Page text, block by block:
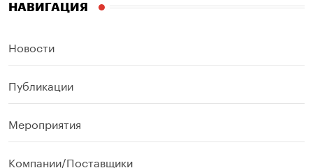
НАВИГАЦИЯ
Новости
Публикации
Мероприятия
Компании/Поставщики